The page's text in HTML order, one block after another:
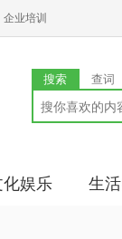
企业培训
搜索 查词
化娱乐 生